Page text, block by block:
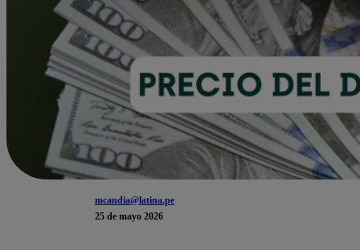
mcandia@latina.pe
25 de mayo 2026